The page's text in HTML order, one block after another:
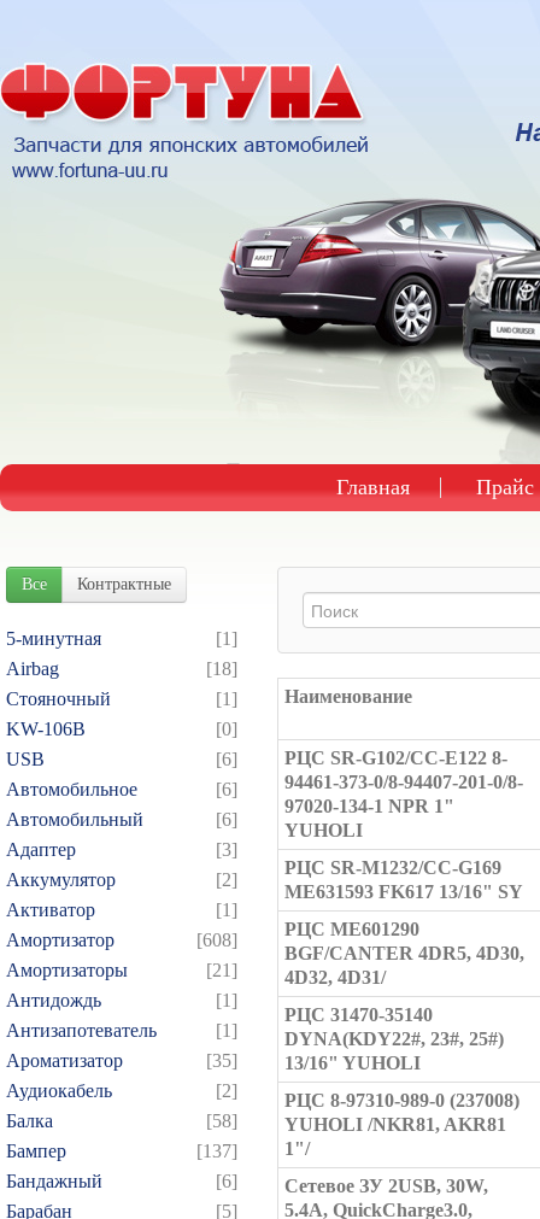
Главная Прайс
Все Контрактные
5-минутная
[1]
Airbag
[18]
Cтояночный
[1]
KW-106B
[0]
USB
[6]
Автомобильное
[6]
Автомобильный
[6]
Адаптер
[3]
Аккумулятор
[2]
Активатор
[1]
Амортизатор
[608]
Амортизаторы
[21]
Антидождь
[1]
Антизапотеватель
[1]
Ароматизатор
[35]
Аудиокабель
[2]
Балка
[58]
Бампер
[137]
Бандажный
[6]
Барабан
[5]
Наименование
РЦC SR-G102/CC-E122 8-
94461-373-0/8-94407-201-0/8-
97020-134-1 NPR 1"
YUHOLI
РЦC SR-M1232/CC-G169
ME631593 FK617 13/16" SY
РЦC ME601290
BGF/CANTER 4DR5, 4D30,
4D32, 4D31/
РЦС 31470-35140
DYNA(KDY22#, 23#, 25#)
13/16" YUHOLI
РЦС 8-97310-989-0 (237008)
YUHOLI /NKR81, AKR81
1"/
Сетевое ЗУ 2USB, 30W,
5.4A, QuickCharge3.0,